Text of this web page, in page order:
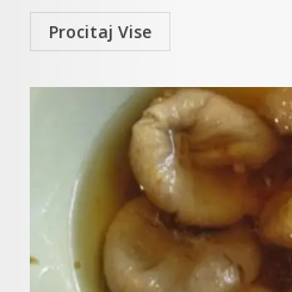
Procitaj Vise